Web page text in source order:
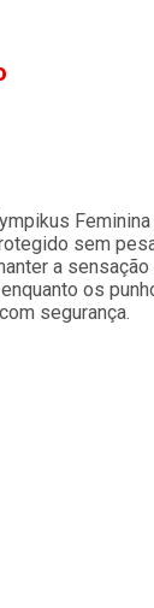
sem
a
os
segurança.